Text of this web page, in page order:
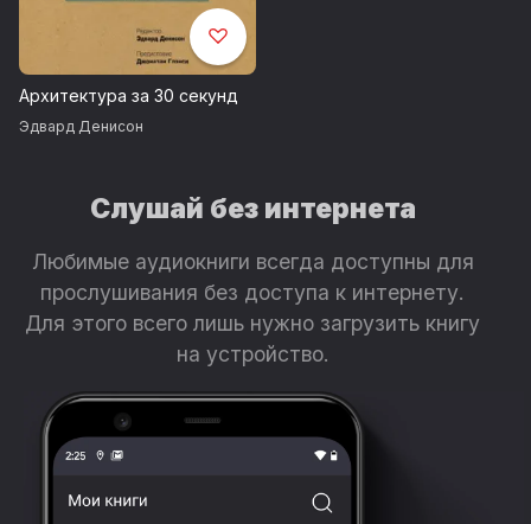
Архитектура за 30 секунд
Эдвард Денисон
Слушай без интернета
Любимые аудиокниги всегда доступны для
прослушивания без доступа к интернету.
Для этого всего лишь нужно загрузить книгу
на устройство.